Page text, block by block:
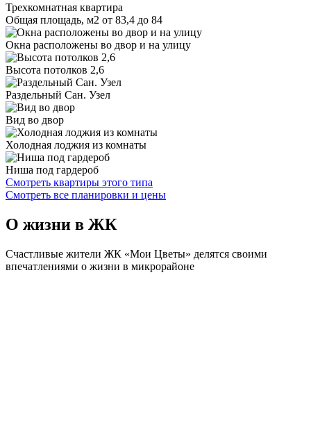
Трехкомнатная квартира
Общая площадь, м2 от 83,4 до 84
Окна расположены во двор и на улицу
Высота потолков 2,6
Раздельный Сан. Узел
Вид во двор
Холодная лоджия из комнаты
Ниша под гардероб
Смотреть квартиры этого типа
Смотреть все планировки и цены
О жизни в ЖК
Счастливые жители ЖК «Мои Цветы» делятся своими
впечатлениями о жизни в микрорайоне